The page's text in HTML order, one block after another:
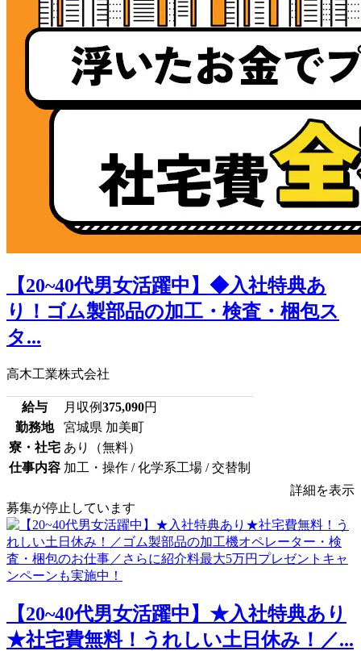
【20~40代男女活躍中】◆入社特典あ
り！ゴム製部品の加工・検査・梱包ス
タ...
高木工業株式会社
給与 月収例375,090円
勤務地
宮城県 加美町
寮・社宅 あり（無料）
仕事内容 加工・操作 / 化学系工場 / 交替制
詳細を表示
募集が停止しています
【20~40代男女活躍中】★入社特典あり
★社宅費無料！うれしい土日休み！／...